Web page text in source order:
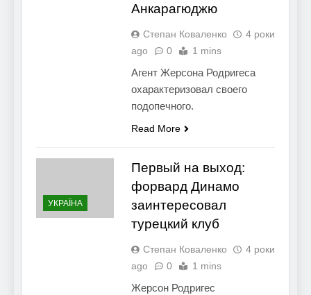
Анкарагюджю
Степан Коваленко
4 роки
ago
0 1 mins
Агент Жерсона Родригеса
охарактеризовал своего
подопечного.
Read More
УКРАЇНА
Первый на выход:
форвард Динамо
заинтересовал
турецкий клуб
Степан Коваленко
4 роки
ago
0 1 mins
Жерсон Родригес